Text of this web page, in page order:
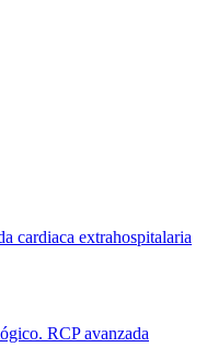
cardiaca extrahospitalaria
RCP avanzada